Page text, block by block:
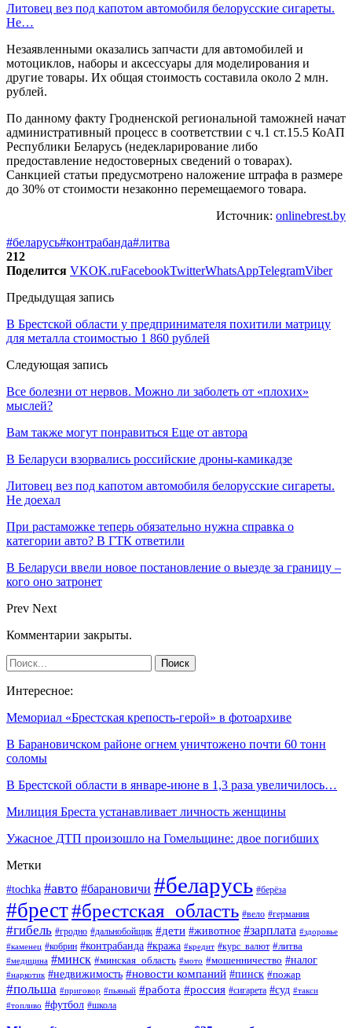
Литовец вез под капотом автомобиля белорусские сигареты.
Не…
Незаявленными оказались запчасти для автомобилей и
мотоциклов, наборы и аксессуары для моделирования и
другие товары. Их общая стоимость составила около 2 млн.
рублей.
По данному факту Гродненской региональной таможней начат
административный процесс в соответствии с ч.1 ст.15.5 КоАП
Республики Беларусь (недекларирование либо
предоставление недостоверных сведений о товарах).
Санкцией статьи предусмотрено наложение штрафа в размере
до 30% от стоимости незаконно перемещаемого товара.
Источник: onlinebrest.by
#беларусь#контрабанда#литва
212
Поделится VKOK.ruFacebookTwitterWhatsAppTelegramViber
Предыдущая запись
В Брестской области у предпринимателя похитили матрицу
для металла стоимостью 1 860 рублей
Следующая запись
Все болезни от нервов. Можно ли заболеть от «плохих»
мыслей?
Вам также могут понравиться Еще от автора
В Беларуси взорвались российские дроны-камикадзе
Литовец вез под капотом автомобиля белорусские сигареты.
Не доехал
При растаможке теперь обязательно нужна справка о
категории авто? В ГТК ответили
В Беларуси ввели новое постановление о выезде за границу –
кого оно затронет
Prev Next
Комментарии закрыты.
Интересное:
Мемориал «Брестская крепость-герой» в фотоархиве
В Барановичском районе огнем уничтожено почти 60 тонн
соломы
В Брестской области в январе-июне в 1,3 раза увеличилось…
Милиция Бреста устанавливает личность женщины
Ужасное ДТП произошло на Гомельщине: двое погибших
Метки
#tochka #авто #барановичи #беларусь #берёза
#брест#брестская_область #вело #германия
#гибель #гродно #дальнобойщик #дети #животное #зарплата #здоровье
#каменец #кобрин #контрабанда #кража #кредит #курс_валют #литва
#медицина #минск #минская_область #мото #мошенничество #налог
#наркотик #недвижимость #новости компаний #пинск #пожар
#польша #приговор #пьяный #работа #россия #сигарета #суд #такси
#топливо #футбол #школа